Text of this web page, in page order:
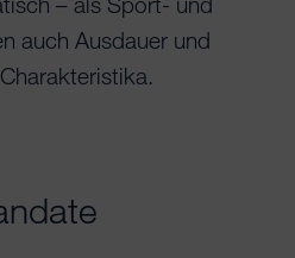
auch Ausdauer und